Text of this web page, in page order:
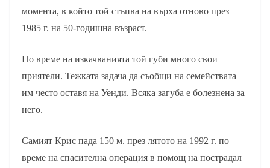
момента, в който той стъпва на върха отново през
1985 г. на 50-годишна възраст.
По време на изкачванията той губи много свои
приятели. Тежката задача да съобщи на семействата
им често оставя на Уенди. Всяка загуба е болезнена за
него.
Самият Крис пада 150 м. през лятото на 1992 г. по
време на спасителна операция в помощ на пострадал